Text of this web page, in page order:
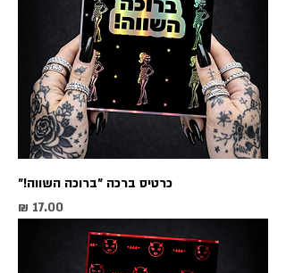
כרטיס ברכה ״ברוכה השווה!״
מחיר